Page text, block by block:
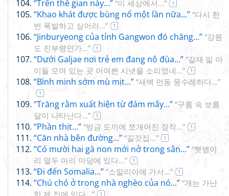
“Trên thế gian này...” “이 세상에서...” 1
“Khao khát được bùng nổ một lần nữa...” “다시 한
번 폭발하고 싶어라...”
1
“Jinburyeong của tỉnh Gangwon đó chăng...” “강원
도 진부령인가...”
1
“Dưới Galjae nơi trẻ em đang nô đùa...” “갈재 밑 아
이들 모여 있는 곳 어여쁜 시냇물 소리였네...”
1
“Bình minh sớm mù mịt...” “새벽 먼동 뭉수레하다...”
1
“Trăng rằm xuất hiện từ đám mây...” “구름 속 보름
달이 나타난다...”
1
“Phần thịt...” “방금 도끼에 쪼개어진 장작...” 1
“Căn nhà bên đường...” “길갓집...” 1
“Có mười hai gà non mới nở trong sân...” “햇병아
리 열두 마리 마당에 있다...”
1
“Đi đến Somalia...” “소말리아에 가서...” 1
“Chú chó ở trong nhà nghèo của nó...” “개는 가난
한 제 집에 있다...”
1